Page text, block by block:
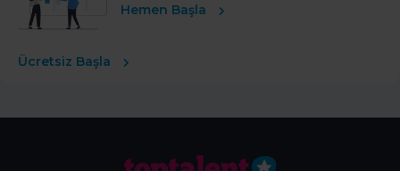
Hemen Başla
Ücretsiz Başla